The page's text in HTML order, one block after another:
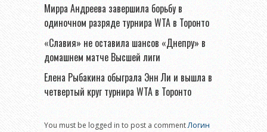
Мирра Андреева завершила борьбу в
одиночном разряде турнира WTA в Торонто
«Славия» не оставила шансов «Днепру» в
домашнем матче Высшей лиги
Елена Рыбакина обыграла Энн Ли и вышла в
четвертый круг турнира WTA в Торонто
You must be logged in to post a commentЛогин